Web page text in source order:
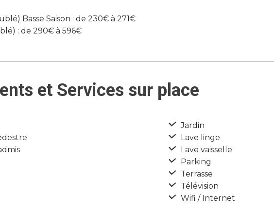
Basse Saison : de 230€ à 271€
: de 290€ à 596€
et Services sur place
Jardin
Lave linge
Lave vaisselle
Parking
Terrasse
Télévision
Wifi / Internet